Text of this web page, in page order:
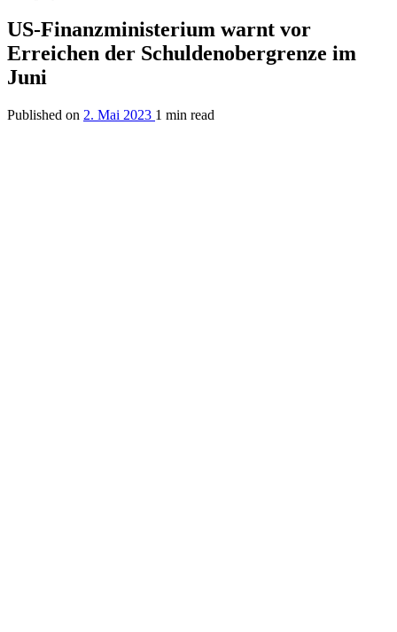
US-Finanzministerium warnt vor
Erreichen der Schuldenobergrenze im
Juni
Published on 2. Mai 2023 1 min read